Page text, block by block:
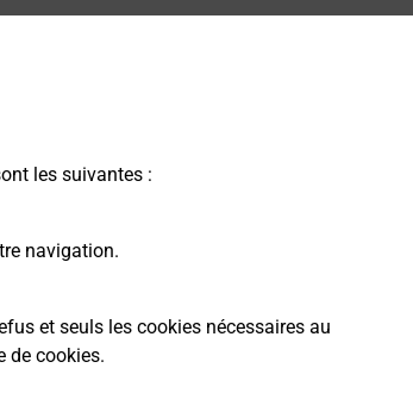
les suivantes :
navigation.
et seuls les cookies nécessaires au
de cookies.